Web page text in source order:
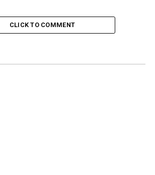
CLICK TO COMMENT